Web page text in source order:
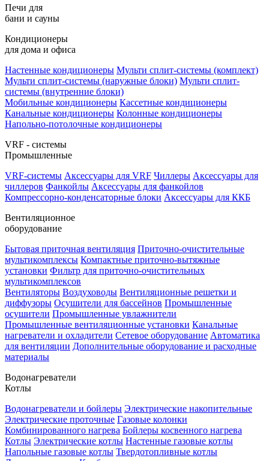
Печи для
бани и сауны
Кондиционеры
для дома и офиса
Настенные кондиционеры Мульти сплит-системы (комплект)
Мульти сплит-системы (наружные блоки) Мульти сплит-
системы (внутренние блоки)
Мобильные кондиционеры Кассетные кондиционеры
Канальные кондиционеры Колонные кондиционеры
Напольно-потолочные кондиционеры
VRF - системы
Промышленные
VRF-системы Аксессуары для VRF Чиллеры Аксессуары для
чиллеров Фанкойлы Аксессуары для фанкойлов
Компрессорно-конденсаторные блоки Аксессуары для ККБ
Вентиляционное
оборудование
Бытовая приточная вентиляция Приточно-очистительные
мультикомплексы Компактные приточно-вытяжные
установки Фильтр для приточно-очистительных
мультикомплексов
Вентиляторы Воздуховоды Вентиляционные решетки и
диффузоры Осушители для бассейнов Промышленные
осушители Промышленные увлажнители
Промышленные вентиляционные установки Канальные
нагреватели и охладители Сетевое оборудование Автоматика
для вентиляции Дополнительные оборудование и расходные
материалы
Водонагреватели
Котлы
Водонагреватели и бойлеры Электрические накопительные
Электрические проточные Газовые колонки
Комбинированного нагрева Бойлеры косвенного нагрева
Котлы Электрические котлы Настенные газовые котлы
Напольные газовые котлы Твердотопливные котлы